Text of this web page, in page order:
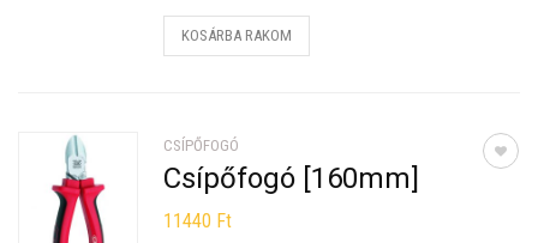
KOSÁRBA RAKOM
CSÍPŐFOGÓ
Csípőfogó [160mm]
11440 Ft